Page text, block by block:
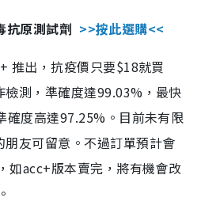
原測試劑 >>按此選購<<
推出，抗疫價只要$18就買
測，準確度達99.03%，最快
確度高達97.25%。目前未有限
友可留意。不過訂單預計會
如acc+版本賣完，將有機會改